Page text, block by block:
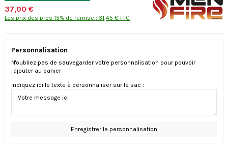
37,00 €
Les prix des pros 15% de remise : 31,45 € TTC
Personnalisation
N'oubliez pas de sauvegarder votre personnalisation pour pouvoir
l'ajouter au panier
Indiquez ici le texte à personnaliser sur le sac :
Enregistrer la personnalisation